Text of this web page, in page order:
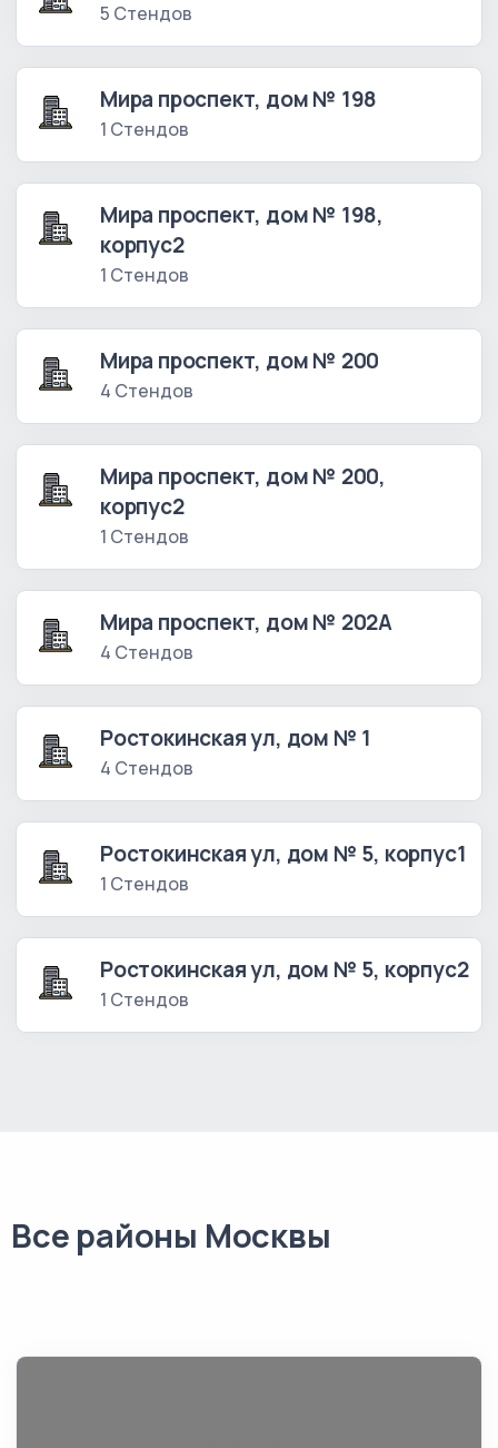
5 Стендов
Мира проспект, дом № 198
1 Стендов
Мира проспект, дом № 198,
корпус2
1 Стендов
Мира проспект, дом № 200
4 Стендов
Мира проспект, дом № 200,
корпус2
1 Стендов
Мира проспект, дом № 202А
4 Стендов
Ростокинская ул, дом № 1
4 Стендов
Ростокинская ул, дом № 5, корпус1
1 Стендов
Ростокинская ул, дом № 5, корпус2
1 Стендов
Все районы Москвы